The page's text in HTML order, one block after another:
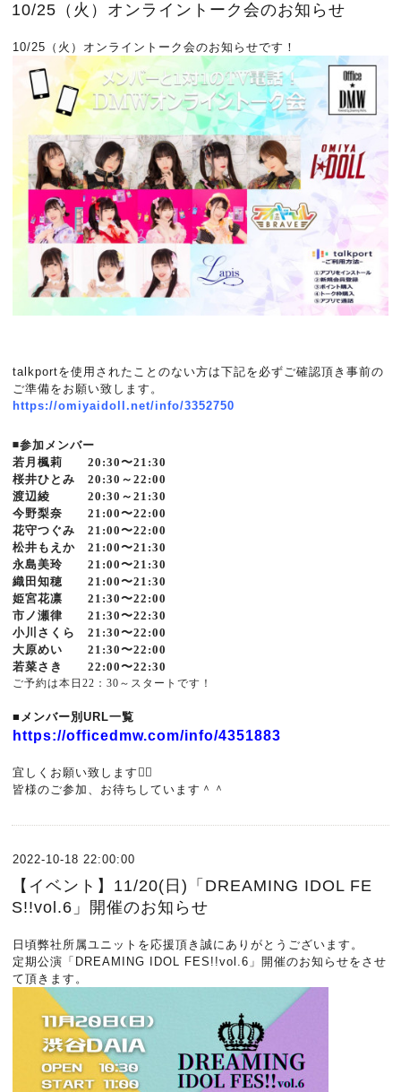
10/25（火）オンライントーク会のお知らせ
10/25（火）オンライントーク会のお知らせです！
talkportを使用されたことのない方は下記を必ずご確認頂き事前の
ご準備をお願い致します。
https://omiyaidoll.net/info/3352750
◾️参加メンバー
若月楓莉 20:30〜21:30
桜井ひとみ 20:30～22:00
渡辺綾 20:30～21:30
今野梨奈 21:00〜22:00
花守つぐみ 21:00〜22:00
松井もえか 21:00〜21:30
永島美玲 21:00〜21:30
織田知穂 21:00〜21:30
姫宮花凛 21:30〜22:00
市ノ瀬律 21:30〜22:30
小川さくら 21:30〜22:00
大原めい 21:30〜22:00
若菜さき 22:00〜22:30
ご予約は本日22：30～スタートです！
■メンバー別URL一覧
https://officedmw.com/info/4351883
宜しくお願い致します🙇‍♂️
皆様のご参加、お待ちしています＾＾
2022-10-18 22:00:00
【イベント】11/20(日)「DREAMING IDOL FE
S!!vol.6」開催のお知らせ
日頃弊社所属ユニットを応援頂き誠にありがとうございます。
定期公演「DREAMING IDOL FES!!vol.6」開催のお知らせをさせ
て頂きます。